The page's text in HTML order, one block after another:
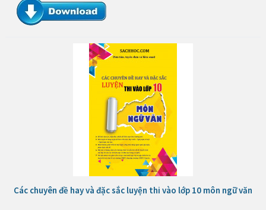
Các chuyên đề hay và đặc sắc luyện thi vào lớp 10 môn ngữ văn